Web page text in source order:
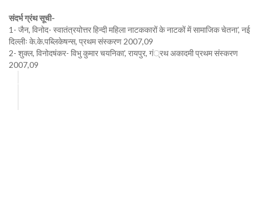
संदर्भ ग्रंथ सूची-
1- जैन, विनोद- स्वातंत्रयोत्तर हिन्दी महिला नाटककारों के नाटकों में सामाजिक चेतना’, नई
दिल्लीः के.के.पब्लिकेषन्स, प्रथम संस्करण 2007,09
2- शुक्ल, विनोदषंकर- विभु कुमार चयनिका’, रायपुर, गं्रथ अकादमी प्रथम संस्करण
2007,09